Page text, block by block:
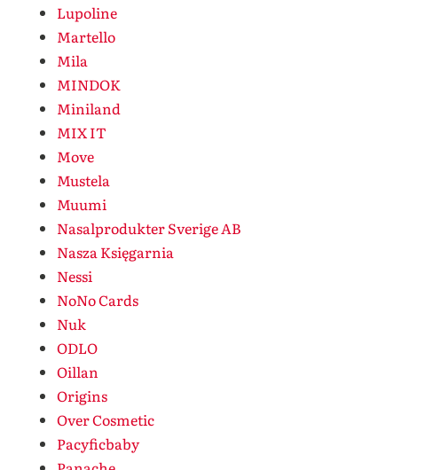
Lupoline
Martello
Mila
MINDOK
Miniland
MIX IT
Move
Mustela
Muumi
Nasalprodukter Sverige AB
Nasza Księgarnia
Nessi
NoNo Cards
Nuk
ODLO
Oillan
Origins
Over Cosmetic
Pacyficbaby